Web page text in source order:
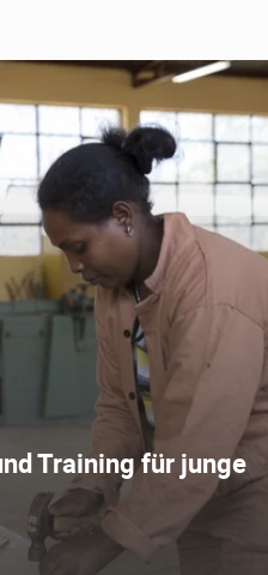
Training für junge